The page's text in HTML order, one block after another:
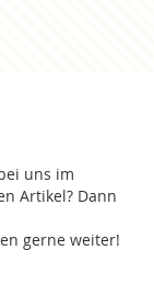
uns im
Artikel? Dann
gerne weiter!